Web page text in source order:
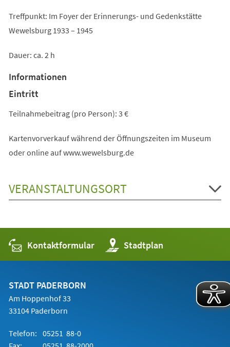
Treffpunkt: Im Foyer der Erinnerungs- und Gedenkstätte
Wewelsburg 1933 – 1945
Dauer: ca. 2 h
Informationen
Eintritt
Teilnahmebeitrag (pro Person): 3 €
Kartenvorverkauf während der Öffnungszeiten im Museum
oder online auf www.wewelsburg.de
VERANSTALTUNGSORT
Kontaktformular Stadtplan
(Öffnet
in
einem
STADT PADERBORN
Am Hoppenhof 33
33104 Paderborn
Telefon: 05251 88-0